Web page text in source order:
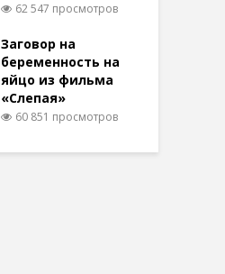
62 547 просмотров
Заговор на
беременность на
яйцо из фильма
«Слепая»
60 851 просмотров